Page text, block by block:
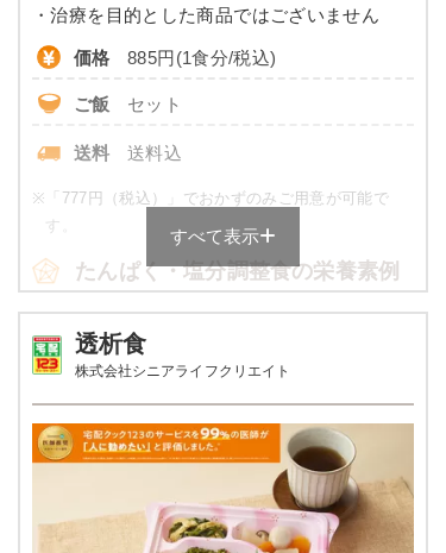
て異なる場合がございます。 ごはんセットでの栄養
例
小松菜の胡麻風味浸し
飛龍頭の煮物
栄養素
535kcal、たんぱく質：20.5g、脂質：14.1g、炭
水化物：76.9g、ナトリウム：647mg、食塩相当
量：1.6g
ご飯セットの栄養素です。お弁当献立の一例と
その栄養価のため、実際にご提供可能なメニュ
・治療を目的とした商品ではございません
価格 885円(1食分/税込)
ご飯 セット
送料 送料込
※ 「777円（税込）」でおかずのみご用意が可能で
す。
たんぱく・塩分調整食の栄養素例
品数
カロリー 570～630kcal
塩分 2.0g未満
-
すべて表示
透析食
株式会社シニアライフクリエイト